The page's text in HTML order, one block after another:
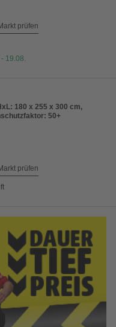
prüfen
19.08.
180 x 255 x 300 cm,
50+
prüfen